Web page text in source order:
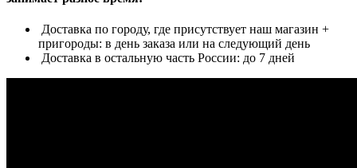
Доставка по городу, где присутствует наш магазин +
пригороды: в день заказа или на следующий день
Доставка в остальную часть России: до 7 дней